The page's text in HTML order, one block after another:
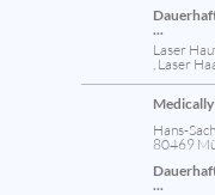
...
Laser
, Laser
Hans-
80469
...